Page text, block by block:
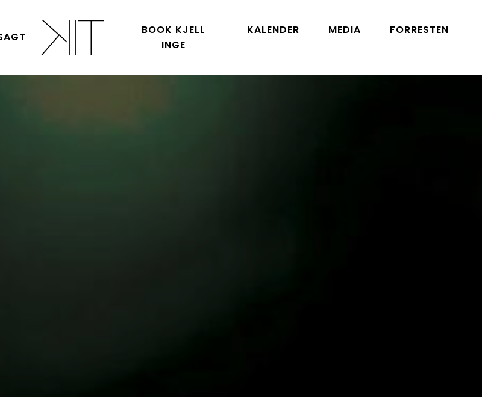
BOOK KJELL
INGE
KALENDER MEDIA FORRESTEN